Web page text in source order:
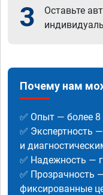
3
Оставьте
Почему нам
✅ Опыт — более 8
✅ Экспертность
и
✅ Надежность —
✅ Прозрачность
фиксированные